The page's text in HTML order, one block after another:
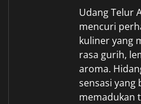
Udang Telur
mencuri
kuliner yang
rasa gurih,
aroma.
sensasi yang
memadukan